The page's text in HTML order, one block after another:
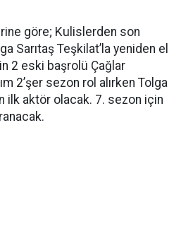
göre; Kulislerden son
Sarıtaş Teşkilat’la yeniden el
2 eski başrolü Çağlar
2’şer sezon rol alırken Tolga
ilk aktör olacak. 7. sezon için